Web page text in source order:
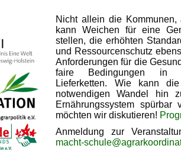
Nicht allein die
kann Weichen für eine
stellen, die erhöhten
und Ressourcenschutz
Anforderungen für die
faire Bedingungen in
Lieferketten. Wie kann
notwendigen Wandel hin
Ernährungssystem spürbar
möchten wir diskutieren!
Anmeldung zur
macht-